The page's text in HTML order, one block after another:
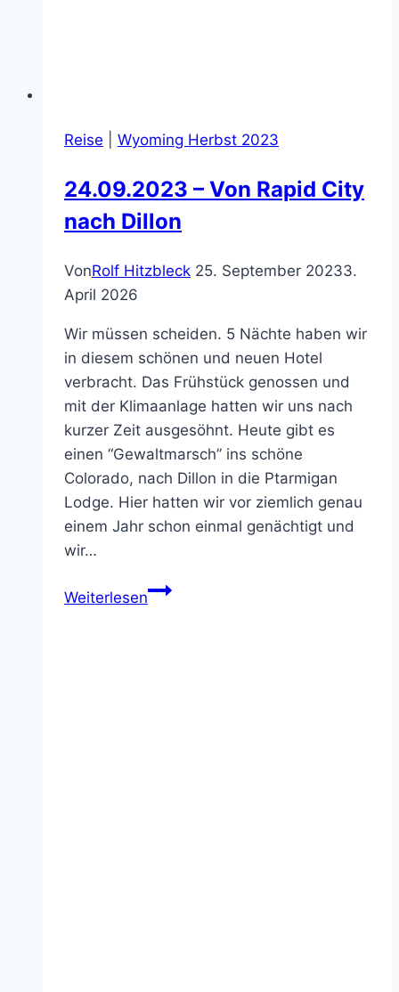
Reise Wyoming Herbst 2023
24.09.2023 – Von Rapid City
nach Dillon
VonRolf Hitzbleck 25. September 20233.
April 2026
Wir müssen scheiden. 5 Nächte haben wir
in diesem schönen und neuen Hotel
verbracht. Das Frühstück genossen und
mit der Klimaanlage hatten wir uns nach
kurzer Zeit ausgesöhnt. Heute gibt es
einen “Gewaltmarsch” ins schöne
Colorado, nach Dillon in die Ptarmigan
Lodge. Hier hatten wir vor ziemlich genau
einem Jahr schon einmal genächtigt und
wir…
Weiterlesen24.09.2023